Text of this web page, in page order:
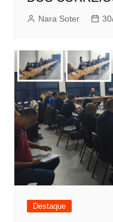
Nara Soter
Destaque